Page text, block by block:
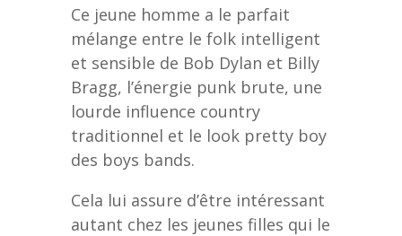
Ce jeune homme a le parfait
mélange entre le folk intelligent
et sensible de Bob Dylan et Billy
Bragg, l’énergie punk brute, une
lourde influence country
traditionnel et le look pretty boy
des boys bands.
Cela lui assure d’être intéressant
autant chez les jeunes filles qui le